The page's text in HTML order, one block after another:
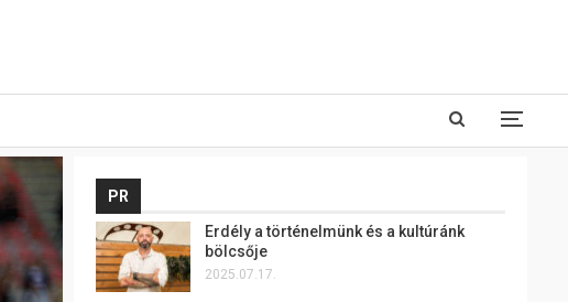
PR
Erdély a történelmünk és a kultúránk
bölcsője
2025.07.17.